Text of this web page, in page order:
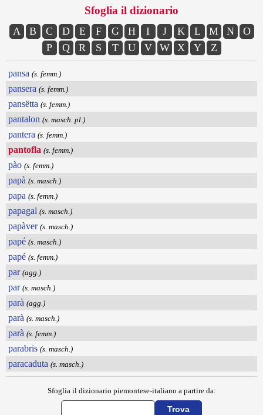
Sfoglia il dizionario
A B C D E F G H I J K L M N
O
P
Q R S T U V W X Y Z
pansa (s. femm.)
pansera (s. femm.)
pansëtta (s. femm.)
pantalon (s. masch. pl.)
pantera (s. femm.)
pantofla (s. femm.)
pào (s. femm.)
papà (s. masch.)
papa (s. femm.)
papagal (s. masch.)
papàver (s. masch.)
papé (s. masch.)
papé (s. femm.)
par (agg.)
par (s. masch.)
parà (agg.)
parà (s. masch.)
parà (s. femm.)
parabris (s. masch.)
paracaduta (s. masch.)
Sfoglia il dizionario piemontese-italiano a partire da: